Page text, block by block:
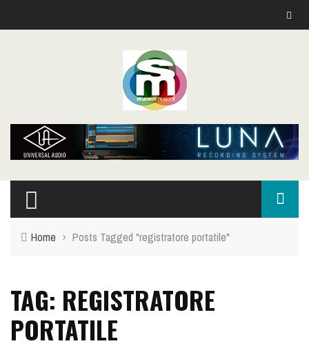
Home › Posts Tagged "registratore portatile"
TAG: REGISTRATORE
PORTATILE